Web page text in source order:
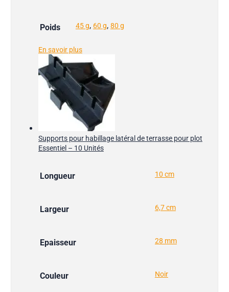
Poids 45 g, 60 g, 80 g
En savoir plus
Supports pour habillage latéral de terrasse pour plot
Essentiel – 10 Unités
Longueur 10 cm
Largeur 6,7 cm
Epaisseur 28 mm
Couleur Noir